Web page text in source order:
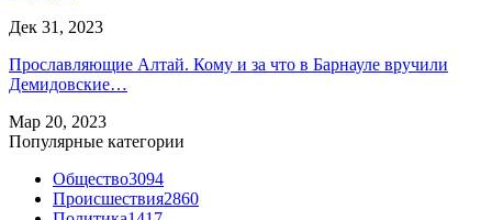
Дек 31, 2023
Прославляющие Алтай. Кому и за что в Барнауле вручили
Демидовские…
Мар 20, 2023
Популярные категории
Общество3094
Происшествия2860